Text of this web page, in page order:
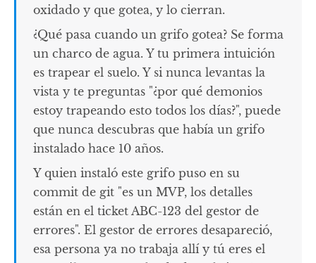
oxidado y que gotea, y lo cierran.
¿Qué pasa cuando un grifo gotea? Se forma
un charco de agua. Y tu primera intuición
es trapear el suelo. Y si nunca levantas la
vista y te preguntas "¿por qué demonios
estoy trapeando esto todos los días?", puede
que nunca descubras que había un grifo
instalado hace 10 años.
Y quien instaló este grifo puso en su
commit de git "es un MVP, los detalles
están en el ticket ABC-123 del gestor de
errores". El gestor de errores desapareció,
esa persona ya no trabaja allí y tú eres el